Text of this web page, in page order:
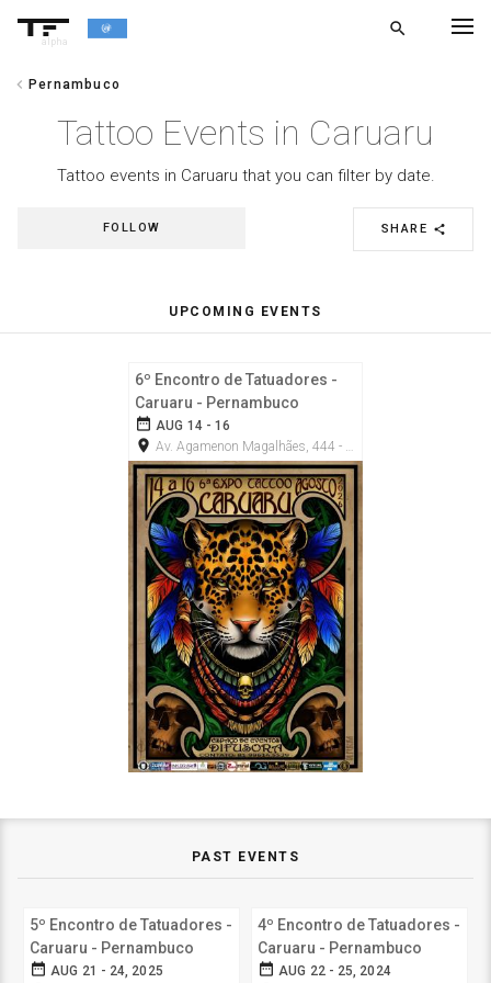
alpha
search
chevron_left Pernambuco
Tattoo Events in Caruaru
Tattoo events in Caruaru that you can filter by date.
SHARE share
FOLLOW
UPCOMING EVENTS
6º Encontro de Tatuadores -
Caruaru - Pernambuco
date_range AUG 14 - 16
room Av. Agamenon Magalhães, 444 - Maurício de Nassau, 55012-290
PAST EVENTS
5º Encontro de Tatuadores -
Caruaru - Pernambuco
date_range AUG 21 - 24, 2025
4º Encontro de Tatuadores -
Caruaru - Pernambuco
date_range AUG 22 - 25, 2024